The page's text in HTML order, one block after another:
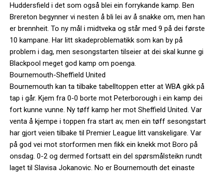
Huddersfield i det som også blei ein forrykande kamp. Ben
Brereton begynner vi nesten å bli lei av å snakke om, men han
er brennheit. To ny mål i midtveka og står med 9 på dei første
10 kampane. Har litt skadeproblematikk som kan by på
problem i dag, men sesongstarten tilseier at dei skal kunne gi
Blackpool meget god kamp om poenga.
Bournemouth-Sheffield United
Bournemouth kan ta tilbake tabelltoppen etter at WBA gikk på
tap i går. Kjem fra 0-0 borte mot Peterborough i ein kamp dei
fort kunne vunne. Ny tøff kamp her mot Sheffield United. Var
venta å kjempe i toppen fra start av, men ein tøff sesongstart
har gjort veien tilbake til Premier League litt vanskeligare. Var
på god vei mot storformen men fikk ein knekk mot Boro på
onsdag. 0-2 og dermed fortsatt ein del spørsmålsteikn rundt
laget til Slavisa Jokanovic. No er Bournemouth det einaste